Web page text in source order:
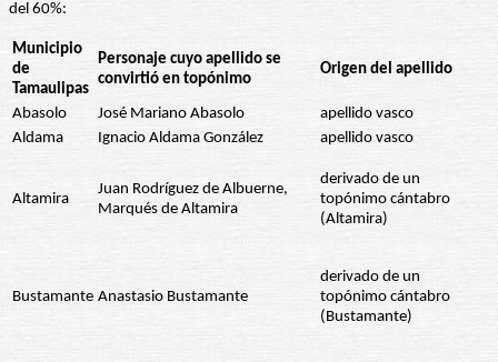
del 60%:
Municipio
de
Tamaulipas
Personaje cuyo apellido se
convirtió en topónimo
Origen del apellido
Abasolo José Mariano Abasolo
apellido vasco
Aldama
Ignacio Aldama González apellido vasco
Altamira
Juan Rodríguez de Albuerne,
Marqués de Altamira
derivado de un
topónimo cántabro
(Altamira)
Bustamante Anastasio Bustamante
derivado de un
topónimo cántabro
(Bustamante)